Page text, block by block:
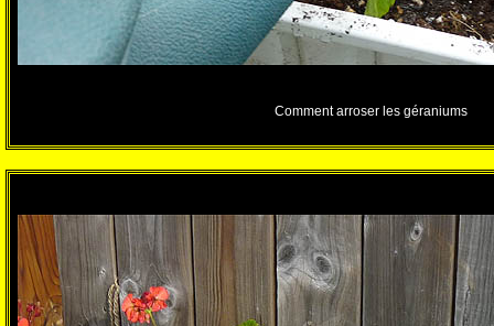
Comment arroser les géraniums